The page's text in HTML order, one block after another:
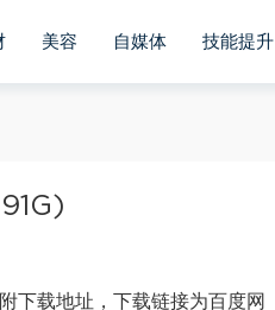
美容 自媒体 技能提升
下载地址，下载链接为百度网